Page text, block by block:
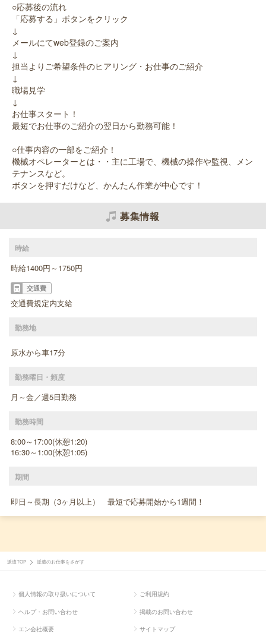
○応募後の流れ
「応募する」ボタンをクリック
↓
メールにてweb登録のご案内
↓
担当よりご希望条件のヒアリング・お仕事のご紹介
↓
職場見学
↓
お仕事スタート！
最短でお仕事のご紹介の翌日から勤務可能！
○仕事内容の一部をご紹介！
機械オペレーターとは・・主に工場で、機械の操作や監視、メン
テナンスなど。
ボタンを押すだけなど、かんたん作業が中心です！
募集情報
時給
時給1400円～1750円
交通費
交通費規定内支給
勤務地
原水から車17分
勤務曜日・頻度
月～金／週5日勤務
勤務時間
8:00～17:00(休憩1:20)
16:30～1:00(休憩1:05)
期間
即日～長期（3ヶ月以上） 最短で応募開始から1週間！
派遣TOP 派遣のお仕事をさがす
個人情報の取り扱いについて ご利用規約
ヘルプ・お問い合わせ 掲載のお問い合わせ
エン会社概要 サイトマップ